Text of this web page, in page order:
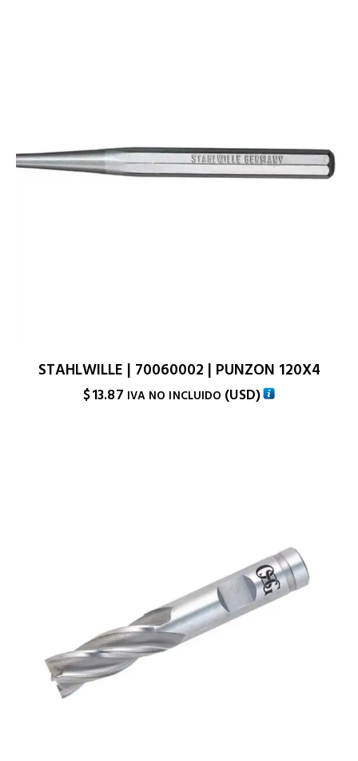
STAHLWILLE | 70060002 | PUNZON 120X4
$13.87 IVA NO INCLUIDO (USD)